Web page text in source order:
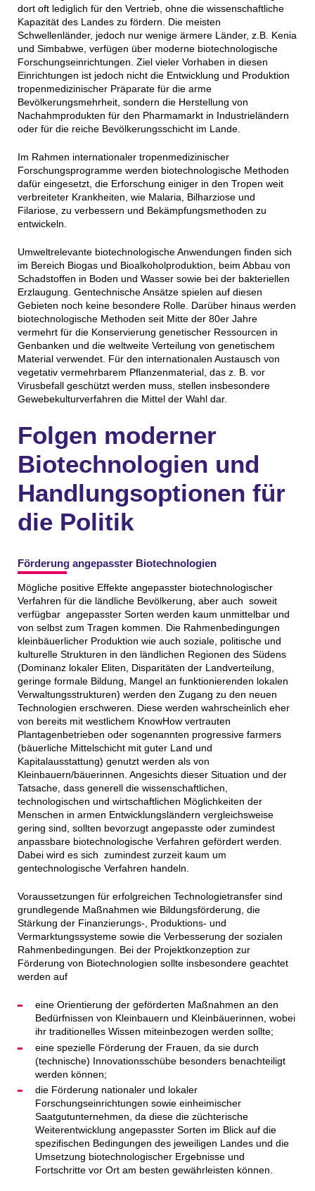
dort oft lediglich für den Vertrieb, ohne die wissenschaftliche
Kapazität des Landes zu fördern. Die meisten
Schwellenländer, jedoch nur wenige ärmere Länder, z.B. Kenia
und Simbabwe, verfügen über moderne biotechnologische
Forschungseinrichtungen. Ziel vieler Vorhaben in diesen
Einrichtungen ist jedoch nicht die Entwicklung und Produktion
tropenmedizinischer Präparate für die arme
Bevölkerungsmehrheit, sondern die Herstellung von
Nachahmprodukten für den Pharmamarkt in Industrieländern
oder für die reiche Bevölkerungsschicht im Lande.
Im Rahmen internationaler tropenmedizinischer
Forschungsprogramme werden biotechnologische Methoden
dafür eingesetzt, die Erforschung einiger in den Tropen weit
verbreiteter Krankheiten, wie Malaria, Bilharziose und
Filariose, zu verbessern und Bekämpfungsmethoden zu
entwickeln.
Umweltrelevante biotechnologische Anwendungen finden sich
im Bereich Biogas und Bioalkoholproduktion, beim Abbau von
Schadstoffen in Boden und Wasser sowie bei der bakteriellen
Erzlaugung. Gentechnische Ansätze spielen auf diesen
Gebieten noch keine besondere Rolle. Darüber hinaus werden
biotechnologische Methoden seit Mitte der 80er Jahre
vermehrt für die Konservierung genetischer Ressourcen in
Genbanken und die weltweite Verteilung von genetischem
Material verwendet. Für den internationalen Austausch von
vegetativ vermehrbarem Pflanzenmaterial, das z. B. vor
Virusbefall geschützt werden muss, stellen insbesondere
Gewebekulturverfahren die Mittel der Wahl dar.
Folgen moderner
Biotechnologien und
Handlungsoptionen für
die Politik
Förderung angepasster Biotechnologien
Mögliche positive Effekte angepasster biotechnologischer
Verfahren für die ländliche Bevölkerung, aber auch soweit
verfügbar angepasster Sorten werden kaum unmittelbar und
von selbst zum Tragen kommen. Die Rahmenbedingungen
kleinbäuerlicher Produktion wie auch soziale, politische und
kulturelle Strukturen in den ländlichen Regionen des Südens
(Dominanz lokaler Eliten, Disparitäten der Landverteilung,
geringe formale Bildung, Mangel an funktionierenden lokalen
Verwaltungsstrukturen) werden den Zugang zu den neuen
Technologien erschweren. Diese werden wahrscheinlich eher
von bereits mit westlichem KnowHow vertrauten
Plantagenbetrieben oder sogenannten progressive farmers
(bäuerliche Mittelschicht mit guter Land und
Kapitalausstattung) genutzt werden als von
Kleinbauern/bäuerinnen. Angesichts dieser Situation und der
Tatsache, dass generell die wissenschaftlichen,
technologischen und wirtschaftlichen Möglichkeiten der
Menschen in armen Entwicklungsländern vergleichsweise
gering sind, sollten bevorzugt angepasste oder zumindest
anpassbare biotechnologische Verfahren gefördert werden.
Dabei wird es sich zumindest zurzeit kaum um
gentechnologische Verfahren handeln.
Voraussetzungen für erfolgreichen Technologietransfer sind
grundlegende Maßnahmen wie Bildungsförderung, die
Stärkung der Finanzierungs-, Produktions- und
Vermarktungssysteme sowie die Verbesserung der sozialen
Rahmenbedingungen. Bei der Projektkonzeption zur
Förderung von Biotechnologien sollte insbesondere geachtet
werden auf
eine Orientierung der geförderten Maßnahmen an den
Bedürfnissen von Kleinbauern und Kleinbäuerinnen, wobei
ihr traditionelles Wissen miteinbezogen werden sollte;
eine spezielle Förderung der Frauen, da sie durch
(technische) Innovationsschübe besonders benachteiligt
werden können;
die Förderung nationaler und lokaler
Forschungseinrichtungen sowie einheimischer
Saatgutunternehmen, da diese die züchterische
Weiterentwicklung angepasster Sorten im Blick auf die
spezifischen Bedingungen des jeweiligen Landes und die
Umsetzung biotechnologischer Ergebnisse und
Fortschritte vor Ort am besten gewährleisten können.